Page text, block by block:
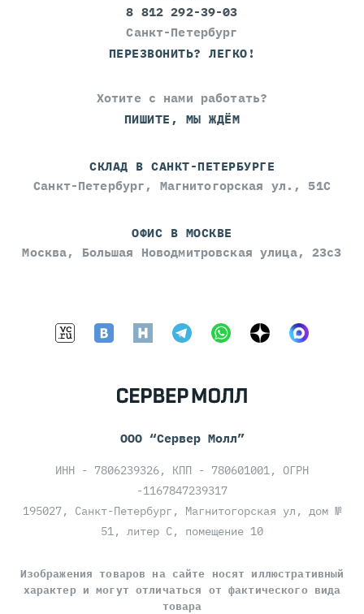
8 812 292-39-03
Санкт-Петербург
ПЕРЕЗВОНИТЬ? ЛЕГКО!
Хотите с нами работать?
ПИШИТЕ, МЫ ЖДЁМ
СКЛАД В САНКТ-ПЕТЕРБУРГЕ
Санкт-Петербург, Магнитогорская ул., 51С
ОФИС В МОСКВЕ
Москва, Большая Новодмитровская улица, 23с3
ООО “Сервер Молл”
ИНН - 7806239326, КПП - 780601001, ОГРН
-1167847239317
195027, Санкт-Петербург, Магнитогорская ул, дом №
51, литер С, помещение 10
Изображения товаров на сайте носят иллюстративный
характер и могут отличаться от фактического вида
товара